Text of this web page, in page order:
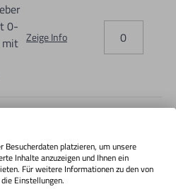
0-
mit Zeige Info
0-
mit Zeige Info
Besucherdaten platzieren, um unsere
Inhalte anzuzeigen und Ihnen ein
Für weitere Informationen zu den von
Einstellungen.